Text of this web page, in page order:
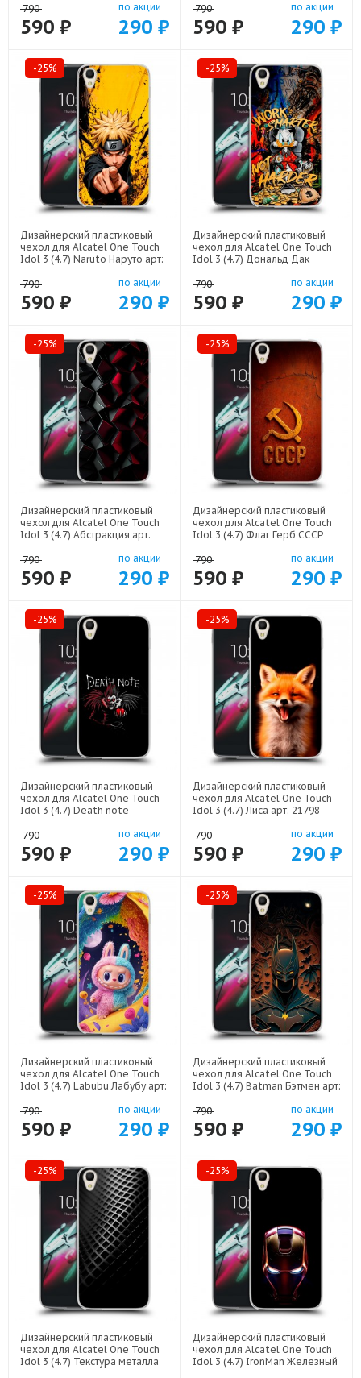
790
590 ₽
по акции
290 ₽
790
590 ₽
по акции
290 ₽
-25%
Дизайнерский пластиковый
чехол для Alcatel One Touch
Idol 3 (4.7) Naruto Наруто арт:
790
590 ₽
по акции
290 ₽
-25%
Дизайнерский пластиковый
чехол для Alcatel One Touch
Idol 3 (4.7) Дональд Дак
790
590 ₽
по акции
290 ₽
-25%
Дизайнерский пластиковый
чехол для Alcatel One Touch
Idol 3 (4.7) Абстракция арт:
790
590 ₽
по акции
290 ₽
-25%
Дизайнерский пластиковый
чехол для Alcatel One Touch
Idol 3 (4.7) Флаг Герб СССР
790
590 ₽
по акции
290 ₽
-25%
Дизайнерский пластиковый
чехол для Alcatel One Touch
Idol 3 (4.7) Death note
790
590 ₽
по акции
290 ₽
-25%
Дизайнерский пластиковый
чехол для Alcatel One Touch
Idol 3 (4.7) Лиса арт: 21798
790
590 ₽
по акции
290 ₽
-25%
Дизайнерский пластиковый
чехол для Alcatel One Touch
Idol 3 (4.7) Labubu Лабубу арт:
790
590 ₽
по акции
290 ₽
-25%
Дизайнерский пластиковый
чехол для Alcatel One Touch
Idol 3 (4.7) Batman Бэтмен арт:
790
590 ₽
по акции
290 ₽
-25%
Дизайнерский пластиковый
чехол для Alcatel One Touch
Idol 3 (4.7) Текстура металла
-25%
Дизайнерский пластиковый
чехол для Alcatel One Touch
Idol 3 (4.7) IronMan Железный